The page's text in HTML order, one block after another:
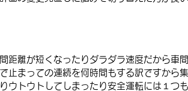
距離が短くなったりダラダラ速度だから車
止まっての連続を何時間もする訳ですから
ウトウトしてしまったり安全運転には１つ